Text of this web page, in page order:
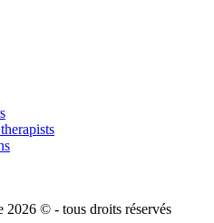
2026 © - tous droits réservés